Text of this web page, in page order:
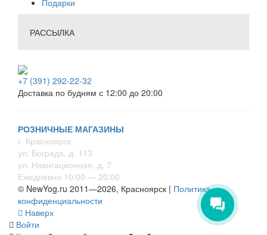
Подарки
РАССЫЛКА
+7 (391) 292-22-32
Доставка по будням с 12:00 до 20:00
РОЗНИЧНЫЕ МАГАЗИНЫ
г. Красноярск
ул. Бограда, д. 113
ул. Навигационная, д. 7
Ежедневно 10:00 — 20:00
© NewYog.ru 2011—2026, Красноярск | Политика
конфиденциальности
Наверх
Войти